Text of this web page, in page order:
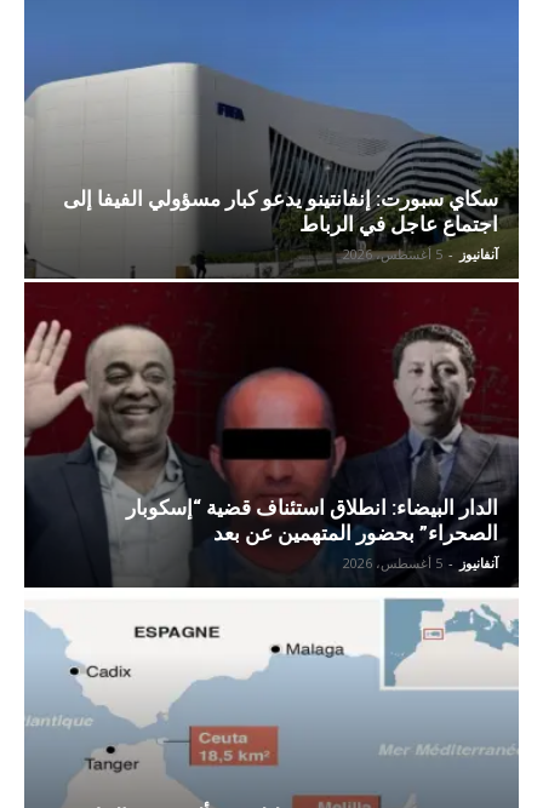
سكاي سبورت: إنفانتينو يدعو كبار مسؤولي الفيفا إلى
اجتماع عاجل في الرباط
آنفانيوز - 5 أغسطس، 2026
الدار البيضاء: انطلاق استئناف قضية “إسكوبار
الصحراء” بحضور المتهمين عن بعد
آنفانيوز - 5 أغسطس، 2026